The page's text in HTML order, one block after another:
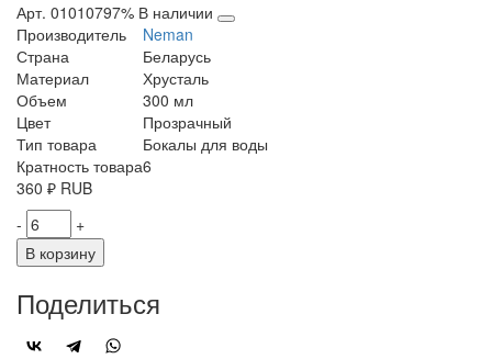
Арт. 01010797% В наличии
Производитель
Neman
Страна
Беларусь
Материал
Хрусталь
Объем
300 мл
Цвет
Прозрачный
Тип товара
Бокалы для воды
Кратность товара6
360 ₽ RUB
-
+
В корзину
Поделиться